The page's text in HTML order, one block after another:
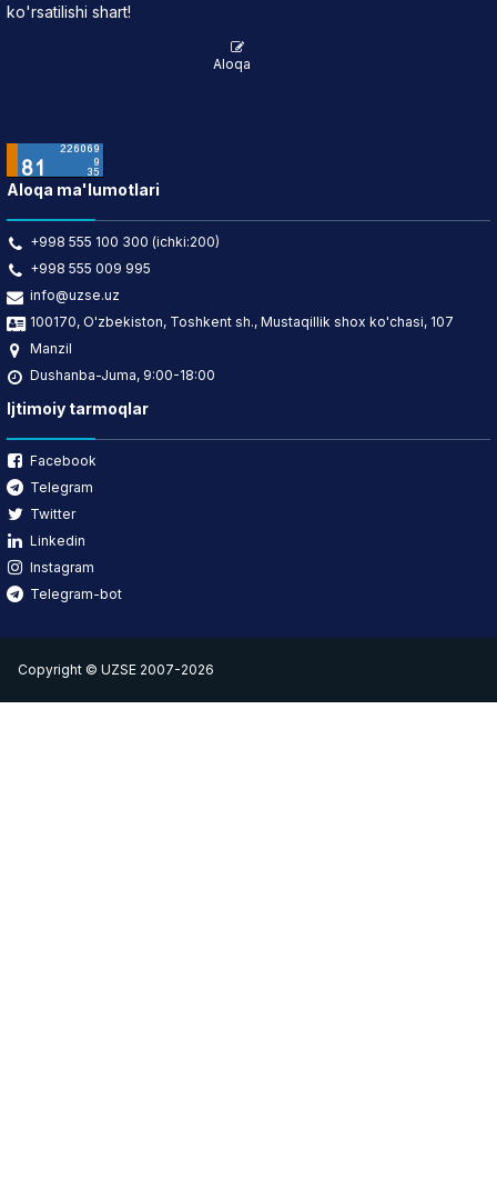
ko'rsatilishi shart!
Aloqa
Aloqa ma'lumotlari
+998 555 100 300 (ichki:200)
+998 555 009 995
info@uzse.uz
100170, O'zbekiston, Toshkent sh., Mustaqillik shox ko'chasi, 107
Manzil
Dushanba-Juma, 9:00-18:00
Ijtimoiy tarmoqlar
Facebook
Telegram
Twitter
Linkedin
Instagram
Telegram-bot
Copyright © UZSE 2007-2026